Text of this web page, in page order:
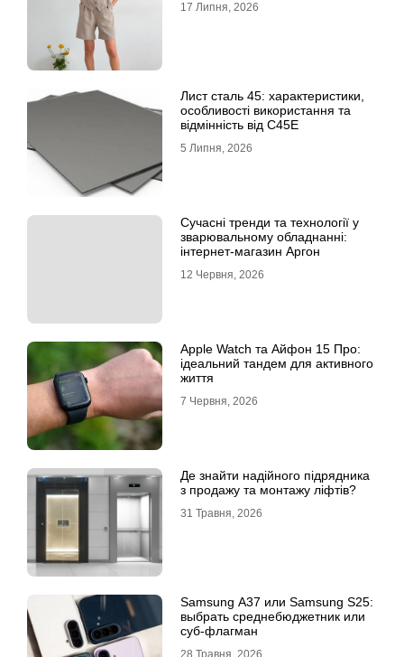
17 Липня, 2026
Лист сталь 45: характеристики,
особливості використання та
відмінність від C45E
5 Липня, 2026
Сучасні тренди та технології у
зварювальному обладнанні:
інтернет-магазин Аргон
12 Червня, 2026
Apple Watch та Айфон 15 Про:
ідеальний тандем для активного
життя
7 Червня, 2026
Де знайти надійного підрядника
з продажу та монтажу ліфтів?
31 Травня, 2026
Samsung A37 или Samsung S25:
выбрать среднебюджетник или
суб-флагман